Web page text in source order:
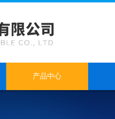
产品中心